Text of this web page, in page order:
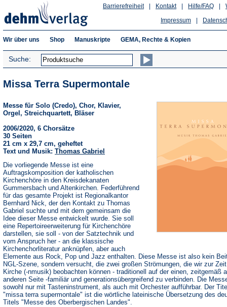
Hilfe/FAQ
Kontakt
Barrierefreiheit
Impressum
Wir über uns Shop Manuskripte GEMA, Rechte & Kopien
Suche:
Missa Terra Supermontale
Messe für Solo (Credo), Chor, Klavier,
Orgel, Streichquartett, Bläser
2006/2020, 6 Chorsätze
30 Seiten
21 cm x 29,7 cm, geheftet
Text und Musik: Thomas Gabriel
Die vorliegende Messe ist eine
Auftragskomposition der katholischen
Kirchenchöre in den Kreisdekanaten
Gummersbach und Altenkirchen. Federführend
für das gesamte Projekt ist Regionalkantor
Bernhard Nick, der den Kontakt zu Thomas
Gabriel suchte und mit dem gemeinsam die
Idee dieser Messe entwickelt wurde. Sie soll
eine Repertoireerweiterung für Kirchenchöre
darstellen, sie soll - von der Satztechnik und
vom Anspruch her - an die klassische
Kirchenchorliteratur anknüpfen, aber auch
Elemente aus Rock, Pop und Jazz enthalten. Diese Messe ist also kein
NGL-Szene, sondern versucht, die zwei großen Strömungen, die wir zur
Kirche (-nmusik) beobachten können - traditionell auf der einen, zeitgemäß
anderen Seite -familiär und generationsübergreifend zu verbinden. Die
sowohl nur mit Tasteninstrument, als auch mit Orchester aufführbar. Der
"missa terra supermontale" ist die wörtliche lateinische Übersetzung des
Titels "Messe des Oberbergischen Landes".